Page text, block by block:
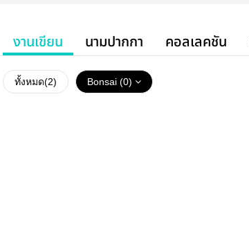
งานเขียน นามปากกา คอลเลคชัน
ทั้งหมด(2) Bonsai (0)